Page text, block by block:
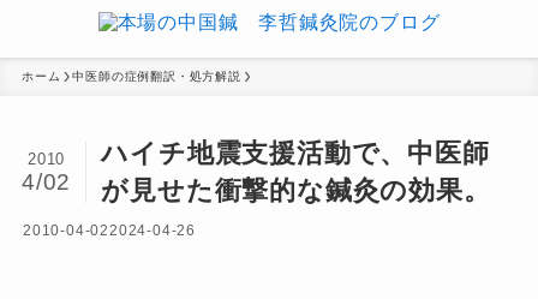
ホーム 中医師の症例翻訳・処方解説
ハイチ地震支援活動で、中医師
が見せた衝撃的な鍼灸の効果。
2010
4/02
2010-04-022024-04-26